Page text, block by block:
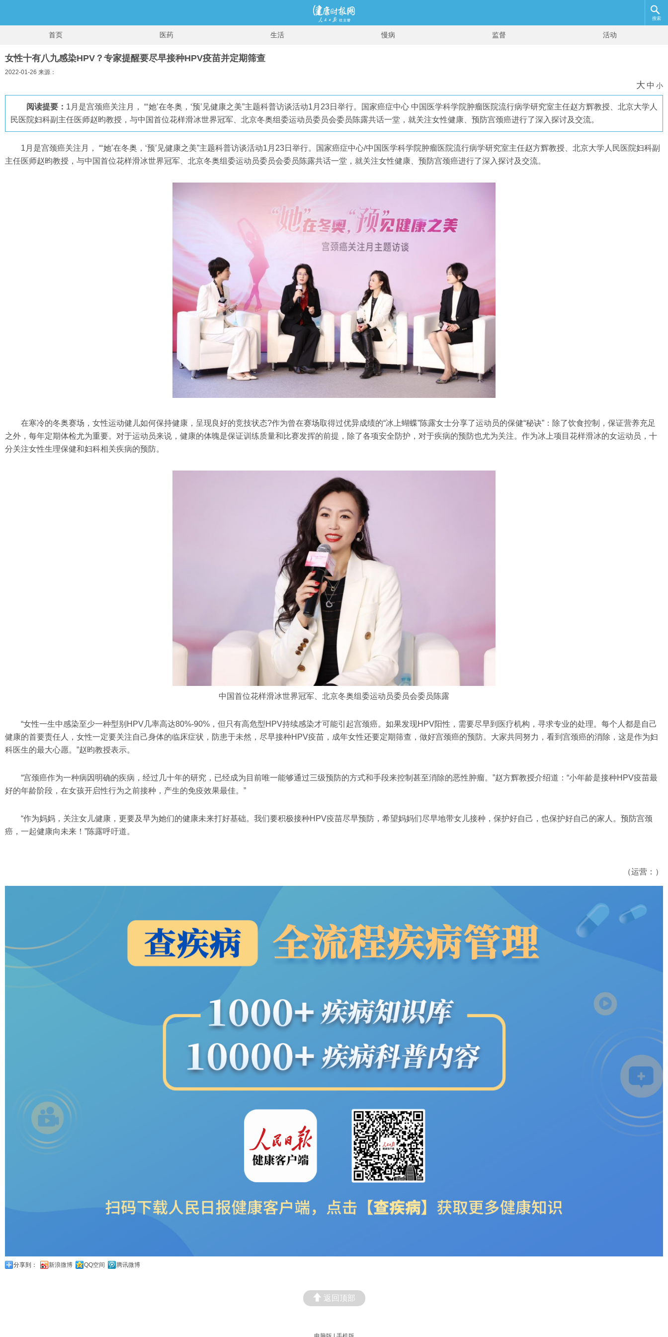
搜索
首页 医药 生活 慢病 监督 活动
女性十有八九感染HPV？专家提醒要尽早接种HPV疫苗并定期筛查
2022-01-26 来源：
大 中 小
阅读提要： 1月是宫颈癌关注月， “‘她’在冬奥，‘预’见健康之美”主题科普访谈活动1月23日举行。国家癌症中心 中国医学科学院肿瘤医院流行病学研究室主任赵方辉教授、北京大学人
民医院妇科副主任医师赵昀教授，与中国首位花样滑冰世界冠军、北京冬奥组委运动员委员会委员陈露共话一堂，就关注女性健康、预防宫颈癌进行了深入探讨及交流。
1月是宫颈癌关注月， “‘她’在冬奥，‘预’见健康之美”主题科普访谈活动1月23日举行。国家癌症中心/中国医学科学院肿瘤医院流行病学研究室主任赵方辉教授、北京大学人民医院妇科副
主任医师赵昀教授，与中国首位花样滑冰世界冠军、北京冬奥组委运动员委员会委员陈露共话一堂，就关注女性健康、预防宫颈癌进行了深入探讨及交流。
在寒冷的冬奥赛场，女性运动健儿如何保持健康，呈现良好的竞技状态?作为曾在赛场取得过优异成绩的“冰上蝴蝶”陈露女士分享了运动员的保健“秘诀”：除了饮食控制，保证营养充足
之外，每年定期体检尤为重要。对于运动员来说，健康的体魄是保证训练质量和比赛发挥的前提，除了各项安全防护，对于疾病的预防也尤为关注。作为冰上项目花样滑冰的女运动员，十
分关注女性生理保健和妇科相关疾病的预防。
中国首位花样滑冰世界冠军、北京冬奥组委运动员委员会委员陈露
“女性一生中感染至少一种型别HPV几率高达80%-90%，但只有高危型HPV持续感染才可能引起宫颈癌。如果发现HPV阳性，需要尽早到医疗机构，寻求专业的处理。每个人都是自己
健康的首要责任人，女性一定要关注自己身体的临床症状，防患于未然，尽早接种HPV疫苗，成年女性还要定期筛查，做好宫颈癌的预防。大家共同努力，看到宫颈癌的消除，这是作为妇
科医生的最大心愿。”赵昀教授表示。
“宫颈癌作为一种病因明确的疾病，经过几十年的研究，已经成为目前唯一能够通过三级预防的方式和手段来控制甚至消除的恶性肿瘤。”赵方辉教授介绍道：“小年龄是接种HPV疫苗最
好的年龄阶段，在女孩开启性行为之前接种，产生的免疫效果最佳。”
“作为妈妈，关注女儿健康，更要及早为她们的健康未来打好基础。我们要积极接种HPV疫苗尽早预防，希望妈妈们尽早地带女儿接种，保护好自己，也保护好自己的家人。预防宫颈
癌，一起健康向未来！”陈露呼吁道。
（运营：）
分享到： 新浪微博 QQ空间 腾讯微博
返回顶部